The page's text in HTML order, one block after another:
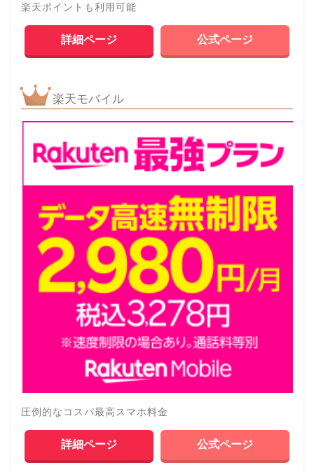
楽天ポイントも利用可能
詳細ページ 公式ページ
楽天モバイル
圧倒的なコスパ最高スマホ料金
詳細ページ 公式ページ